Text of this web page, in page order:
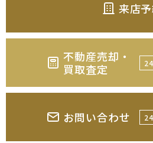
来店
不動産売却・
買取査定
お問い合わせ